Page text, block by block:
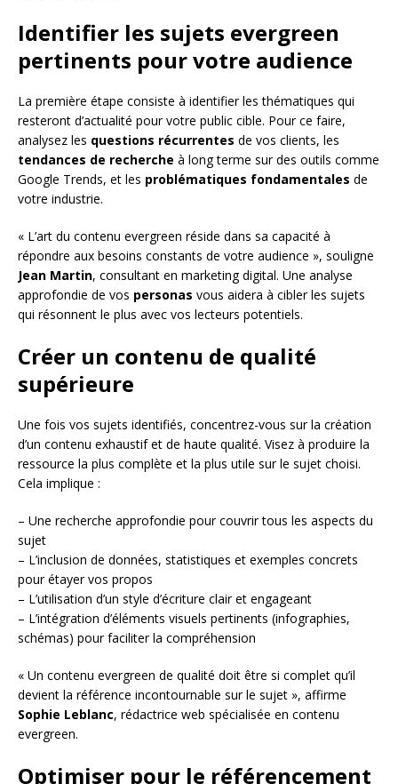
Identifier les sujets evergreen
pertinents pour votre audience
La première étape consiste à identifier les thématiques qui
resteront d’actualité pour votre public cible. Pour ce faire,
analysez les questions récurrentes de vos clients, les
tendances de recherche à long terme sur des outils comme
Google Trends, et les problématiques fondamentales de
votre industrie.
« L’art du contenu evergreen réside dans sa capacité à
répondre aux besoins constants de votre audience », souligne
Jean Martin, consultant en marketing digital. Une analyse
approfondie de vos personas vous aidera à cibler les sujets
qui résonnent le plus avec vos lecteurs potentiels.
Créer un contenu de qualité
supérieure
Une fois vos sujets identifiés, concentrez-vous sur la création
d’un contenu exhaustif et de haute qualité. Visez à produire la
ressource la plus complète et la plus utile sur le sujet choisi.
Cela implique :
– Une recherche approfondie pour couvrir tous les aspects du
sujet
– L’inclusion de données, statistiques et exemples concrets
pour étayer vos propos
– L’utilisation d’un style d’écriture clair et engageant
– L’intégration d’éléments visuels pertinents (infographies,
schémas) pour faciliter la compréhension
« Un contenu evergreen de qualité doit être si complet qu’il
devient la référence incontournable sur le sujet », affirme
Sophie Leblanc, rédactrice web spécialisée en contenu
evergreen.
Optimiser pour le référencement